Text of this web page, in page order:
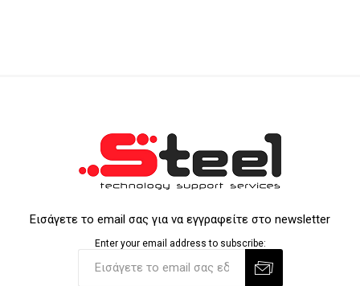
Εισάγετε το email σας για να εγγραφείτε στο newsletter
Enter your email address to subscribe: